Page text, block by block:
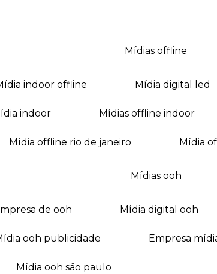
mídias offline
mídia indoor offline mídia digital led
mídia indoor mídias offline indoor
mídia offline rio de janeiro mídia
mídias ooh
empresa de ooh mídia digital ooh
mídia ooh publicidade empresa
mídia ooh são paulo